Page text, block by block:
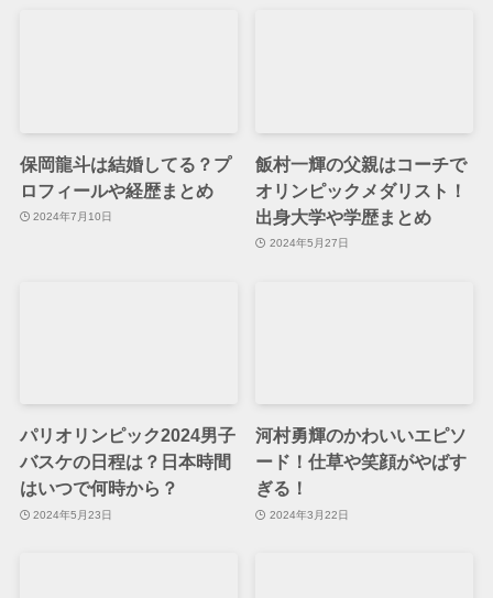
保岡龍斗は結婚してる？プ
ロフィールや経歴まとめ
2024年7月10日
飯村一輝の父親はコーチで
オリンピックメダリスト！
出身大学や学歴まとめ
2024年5月27日
パリオリンピック2024男子
バスケの日程は？日本時間
はいつで何時から？
2024年5月23日
河村勇輝のかわいいエピソ
ード！仕草や笑顔がやばす
ぎる！
2024年3月22日